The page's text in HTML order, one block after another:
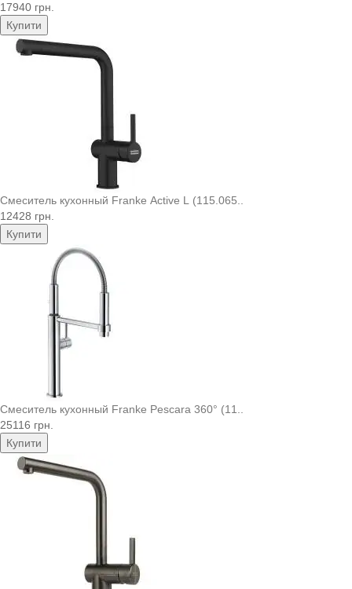
17940 грн.
Купити
Смеситель кухонный Franke Active L (115.065..
12428 грн.
Купити
Смеситель кухонный Franke Pescara 360° (11..
25116 грн.
Купити